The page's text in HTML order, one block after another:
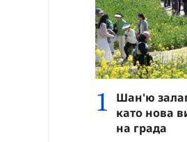
1
Шан'ю
като нова
на града